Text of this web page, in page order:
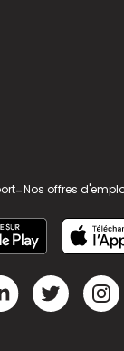
-Nos offres